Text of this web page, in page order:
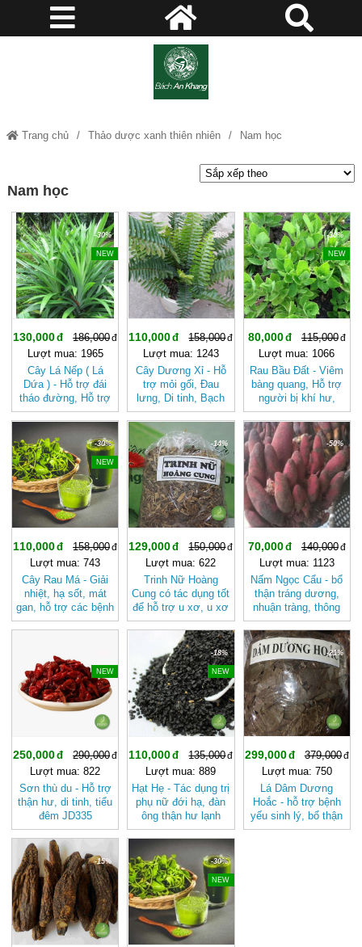
Trang chủ Thảo dược xanh thiên nhiên Nam học
Nam học
-30%
NEW
130,000
186,000
Lượt mua: 1965
Cây Lá Nếp ( Lá
Dứa ) - Hỗ trợ đái
tháo đường, Hỗ trợ
hệ thống thần kinh,
Hỗ trợ người bị gàu
trên da đầu BAK830
-30%
110,000
158,000
Lượt mua: 1243
Cây Dương Xỉ - Hỗ
trợ mỏi gối, Đau
lưng, Di tinh, Bạch
đới, Tiểu són do
thận hư BAK828
-30%
NEW
80,000
115,000
Lượt mua: 1066
Rau Bầu Đất - Viêm
bàng quang, Hỗ trợ
người bị khí hư,
bạch đới, kinh
nguyệt không đều
rất tốt cho phụ nữ
BAK827
-30%
NEW
110,000
158,000
Lượt mua: 743
Cây Rau Má - Giải
nhiệt, hạ sốt, mát
gan, hỗ trợ các bệnh
về đường tiêu hóa
BAK822
-14%
129,000
150,000
Lượt mua: 622
Trinh Nữ Hoàng
Cung có tác dụng tốt
để hỗ trợ u xơ, u xơ
tiền liệt tuyến, ung
thư tử cung, viêm
loét dạ dày JD007 -
trinhnuhoangcung
-50%
70,000
140,000
Lượt mua: 1123
Nấm Ngọc Cẩu - bổ
thận tráng dương,
nhuận tràng, thông
tiểu JD033
namngoccau
NEW
250,000
290,000
Lượt mua: 822
Sơn thù du - Hỗ trợ
thận hư, di tinh, tiểu
đêm JD335
sonthudu
-18%
NEW
110,000
135,000
Lượt mua: 889
Hạt Hẹ - Tác dụng trị
phụ nữ đới hạ, đàn
ông thận hư lạnh
JD298 hathe
-21%
299,000
379,000
Lượt mua: 750
Lá Dâm Dương
Hoắc - hỗ trợ bệnh
yếu sinh lý, bổ thận
tráng dương JD034
-15% -30%
NEW